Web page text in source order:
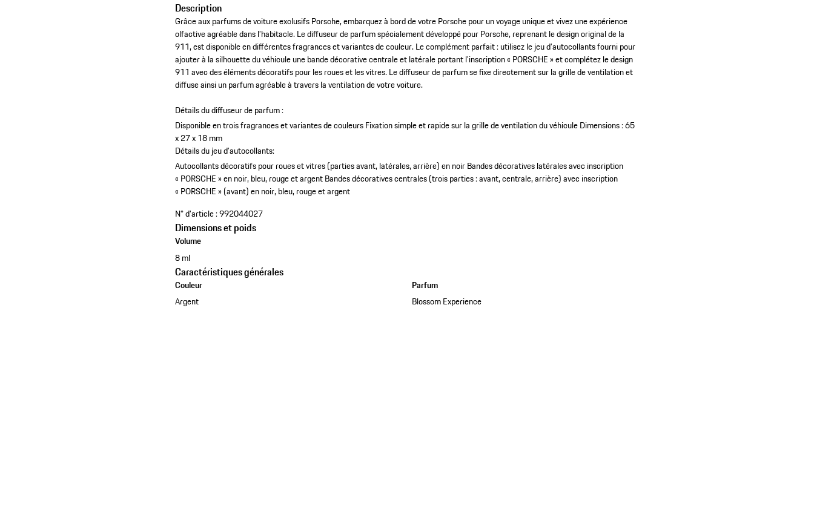
Description
Grâce aux parfums de voiture exclusifs Porsche, embarquez à bord de votre Porsche pour un voyage unique et vivez une expérience
olfactive agréable dans l’habitacle. Le diffuseur de parfum spécialement développé pour Porsche, reprenant le design original de la
911, est disponible en différentes fragrances et variantes de couleur. Le complément parfait : utilisez le jeu d’autocollants fourni pour
ajouter à la silhouette du véhicule une bande décorative centrale et latérale portant l’inscription « PORSCHE » et complétez le design
911 avec des éléments décoratifs pour les roues et les vitres. Le diffuseur de parfum se fixe directement sur la grille de ventilation et
diffuse ainsi un parfum agréable à travers la ventilation de votre voiture.
Détails du diffuseur de parfum :
Disponible en trois fragrances et variantes de couleursFixation simple et rapide sur la grille de ventilation du véhiculeDimensions : 65
x 27 x 18 mm
Détails du jeu d’autocollants:
Autocollants décoratifs pour roues et vitres (parties avant, latérales, arrière) en noirBandes décoratives latérales avec inscription
« PORSCHE » en noir, bleu, rouge et argentBandes décoratives centrales (trois parties : avant, centrale, arrière) avec inscription
« PORSCHE » (avant) en noir, bleu, rouge et argent
N° d'article :992044027
Dimensions et poids
Volume
8 ml
Caractéristiques générales
Couleur
Argent
Parfum
Blossom Experience